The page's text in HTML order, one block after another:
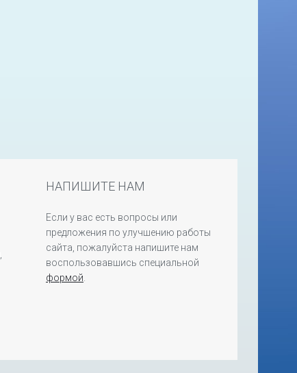
НАПИШИТЕ НАМ
Если у вас есть вопросы или
предложения по улучшению работы
сайта, пожалуйста напишите нам
воспользовавшись специальной
формой